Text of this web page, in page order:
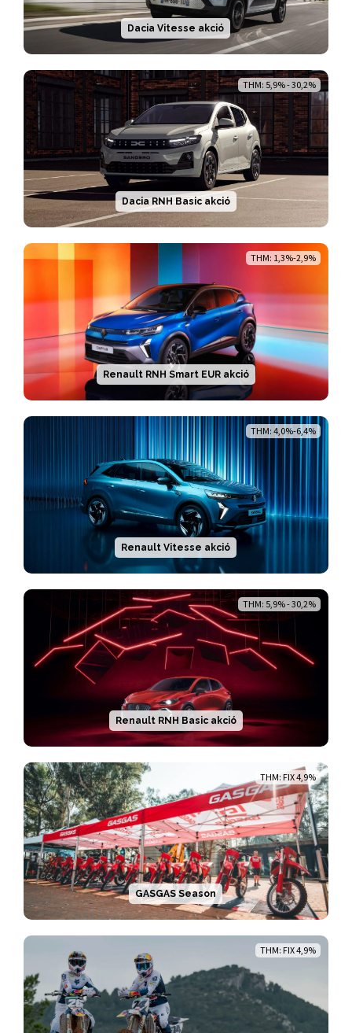
Dacia Vitesse akció
THM: 5,9% - 30,2%
Dacia RNH Basic akció
THM: 1,3%-2,9%
Renault RNH Smart EUR akció
THM: 4,0%-6,4%
Renault Vitesse akció
THM: 5,9% - 30,2%
Renault RNH Basic akció
THM: FIX 4,9%
GASGAS Season
THM: FIX 4,9%